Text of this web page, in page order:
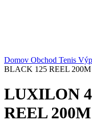
Domov Obchod Tenis
BLACK 125 REEL 200M
LUXILON
REEL 200M